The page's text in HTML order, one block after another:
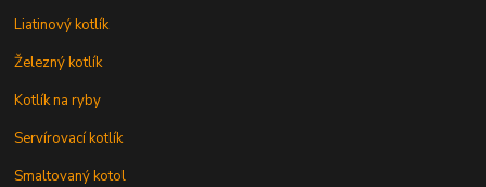
Liatinový kotlík
Železný kotlík
Kotlík na ryby
Servírovací kotlík
Smaltovaný kotol